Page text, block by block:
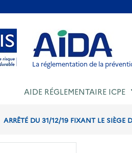
Aller au pied de page
La réglementation de la
AIDE RÉGLEMENTAIRE ICPE
ARRÊTÉ DU 31/12/19 FIXANT LE SIÈGE